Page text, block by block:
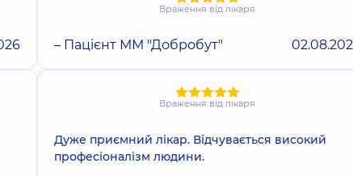
Враження від лікаря
– Пацієнт ММ "Добробут"
Враження від лікаря
Дуже приємний лікар. Відчувається високий
професіоналізм людини.